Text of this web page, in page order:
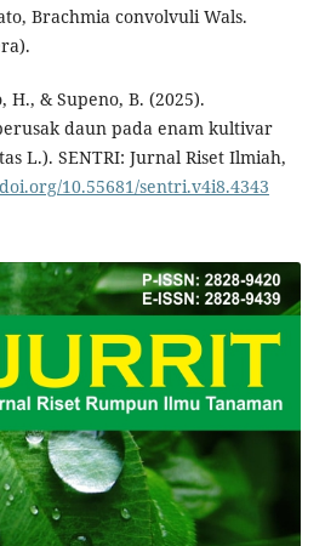
Brachmia convolvuli Wals.
& Supeno, B. (2025).
daun pada enam kultivar
L.). SENTRI: Jurnal Riset Ilmiah,
10.55681/sentri.v4i8.4343